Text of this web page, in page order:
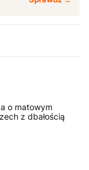
o matowym
z dbałością